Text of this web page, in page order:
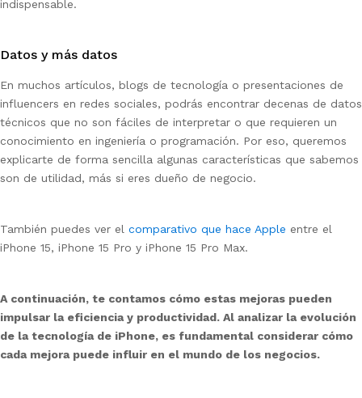
indispensable.
Datos y más datos
En muchos artículos, blogs de tecnología o presentaciones de
influencers en redes sociales, podrás encontrar decenas de datos
técnicos que no son fáciles de interpretar o que requieren un
conocimiento en ingeniería o programación. Por eso, queremos
explicarte de forma sencilla algunas características que sabemos
son de utilidad, más si eres dueño de negocio.
También puedes ver el comparativo que hace Apple entre el
iPhone 15, iPhone 15 Pro y iPhone 15 Pro Max.
A continuación, te contamos cómo estas mejoras pueden
impulsar la eficiencia y productividad. Al analizar la evolución
de la tecnología de iPhone, es fundamental considerar cómo
cada mejora puede influir en el mundo de los negocios.